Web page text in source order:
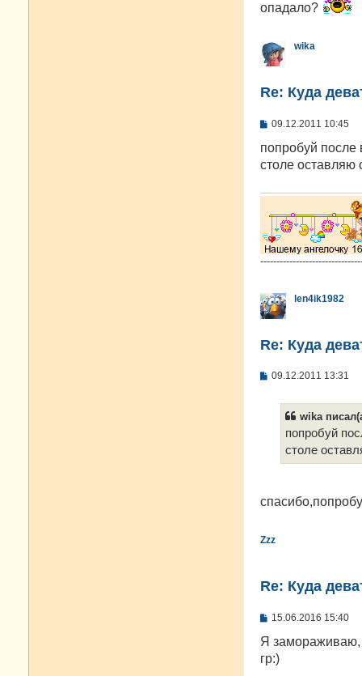
опадало?
wika
Re: Куда
С
о
щ
н
е
09.12.2011 10:45
попробуй после
столе оставляю
len4ik1982
Re: Куда
С
09.12.2011 13:31
wika
попробуй
столе
Zzz
Re: Куда
С
о
щ
15.06.2016 15:40
Я замораживаю,
гр:)